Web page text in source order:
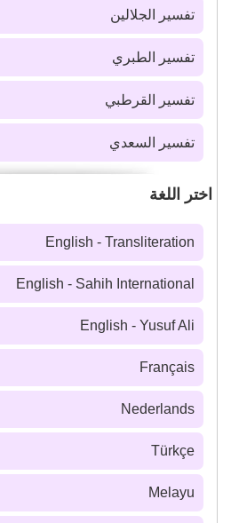
تفسير الجلالين
تفسير الطبري
تفسير القرطبي
تفسير السعدي
اختر اللغة
English - Transliteration
English - Sahih International
English - Yusuf Ali
Français
Nederlands
Türkçe
Melayu